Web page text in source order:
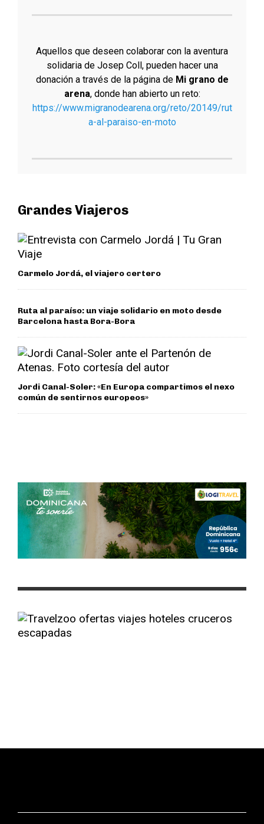
Aquellos que deseen colaborar con la aventura
solidaria de Josep Coll, pueden hacer una
donación a través de la página de Mi grano de
arena, donde han abierto un reto:
https://www.migranodearena.org/reto/20149/rut
a-al-paraiso-en-moto
Grandes Viajeros
Carmelo Jordá, el viajero certero
Ruta al paraíso: un viaje solidario en moto desde
Barcelona hasta Bora-Bora
Jordi Canal-Soler: «En Europa compartimos el nexo
común de sentirnos europeos»